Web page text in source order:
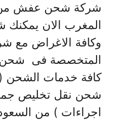
شركة شحن عفش من
المغرب الان
وكافة الاغراض مع
المتخصصة فى شحن
كافة خدمات الشحن
شحن نقل تخليص
اجراءات ) من